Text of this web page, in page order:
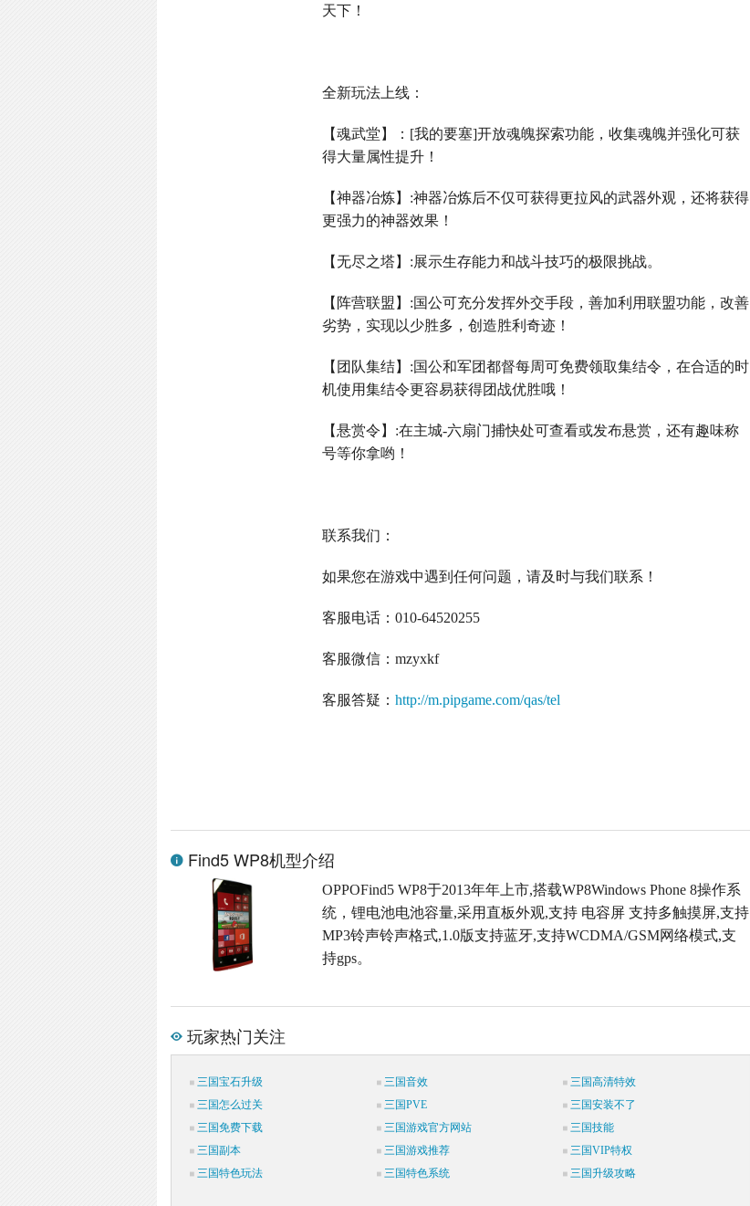
天下！
全新玩法上线：
【魂武堂】： [我的要塞]开放魂魄探索功能，收集魂魄并强化可获
得大量属性提升！
【神器冶炼】 :神器冶炼后不仅可获得更拉风的武器外观，还将获得
更强力的神器效果！
【无尽之塔】 :展示生存能力和战斗技巧的极限挑战。
【阵营联盟】 :国公可充分发挥外交手段，善加利用联盟功能，改善
劣势，实现以少胜多，创造胜利奇迹！
【团队集结】 :国公和军团都督每周可免费领取集结令，在合适的时
机使用集结令更容易获得团战优胜哦！
【悬赏令】 :在主城-六扇门捕快处可查看或发布悬赏，还有趣味称
号等你拿哟！
联系我们：
如果您在游戏中遇到任何问题，请及时与我们联系！
客服电话：010-64520255
客服微信：mzyxkf
客服答疑：http://m.pipgame.com/qas/tel
Find5 WP8机型介绍
OPPOFind5 WP8于2013年年上市,搭载WP8Windows Phone 8操作系
统，锂电池电池容量,采用直板外观,支持 电容屏 支持多触摸屏,支持
MP3铃声铃声格式,1.0版支持蓝牙,支持WCDMA/GSM网络模式,支
持gps。
玩家热门关注
三国宝石升级 三国音效
三国高清特效
三国怎么过关
三国PVE
三国安装不了
三国免费下载
三国游戏官方网站
三国技能
三国副本
三国游戏推荐
三国VIP特权
三国特色玩法
三国特色系统 三国升级攻略